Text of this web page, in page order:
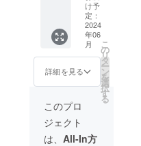
法：
メール
にてご
連絡 交
通費は
ご自身
でご負
担くだ
さい。
※写真撮
影をご
希望の
方は別
表記さ
れま
す。 商
品開封
前には
必ずお
届けの
リター
ンに貼
付され
たラベ
ルや注
意書き
のコン
サル回
数券で
す。 美
容品提
供、ダ
イエッ
ト指
導、マ
インド
ステッ
プ、起
業相談
け予
定：
2024
年06
月
詳細を見る
こ
の
リ
タ
ー
ン
を
選
択
す
る
このプロ
ジェクト
は、 All-In方